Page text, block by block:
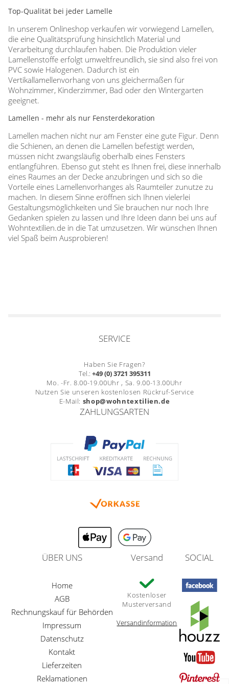
Top-Qualität bei jeder Lamelle
In unserem Onlineshop verkaufen wir vorwiegend Lamellen,
die eine Qualitätsprüfung hinsichtlich Material und
Verarbeitung durchlaufen haben. Die Produktion vieler
Lamellenstoffe erfolgt umweltfreundlich, sie sind also frei von
PVC sowie Halogenen. Dadurch ist ein
Vertikallamellenvorhang von uns gleichermaßen für
Wohnzimmer, Kinderzimmer, Bad oder den Wintergarten
geeignet.
Lamellen - mehr als nur Fensterdekoration
Lamellen machen nicht nur am Fenster eine gute Figur. Denn
die Schienen, an denen die Lamellen befestigt werden,
müssen nicht zwangsläufig oberhalb eines Fensters
entlangführen. Ebenso gut steht es Ihnen frei, diese innerhalb
eines Raumes an der Decke anzubringen und sich so die
Vorteile eines Lamellenvorhanges als Raumteiler zunutze zu
machen. In diesem Sinne eröffnen sich Ihnen vielerlei
Gestaltungsmöglichkeiten und Sie brauchen nur noch Ihre
Gedanken spielen zu lassen und Ihre Ideen dann bei uns auf
Wohntextilien.de in die Tat umzusetzen. Wir wünschen Ihnen
viel Spaß beim Ausprobieren!
SERVICE
Haben Sie Fragen?
Tel.: +49 (0) 3721 395311
Mo. -Fr. 8.00-19.00Uhr , Sa. 9.00-13.00Uhr
Nutzen Sie unseren kostenlosen Rückruf-Service
E-Mail: shop@wohntextilien.de
ZAHLUNGSARTEN
ÜBER UNS
Home
AGB
Rechnungskauf für Behörden
Impressum
Datenschutz
Kontakt
Lieferzeiten
Reklamationen
Versand
Kostenloser
Musterversand
Versandinformation
SOCIAL